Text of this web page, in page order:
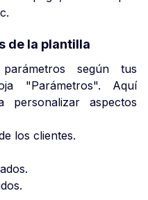
de la plantilla
según tus
"Parámetros". Aquí
personalizar aspectos
los clientes.